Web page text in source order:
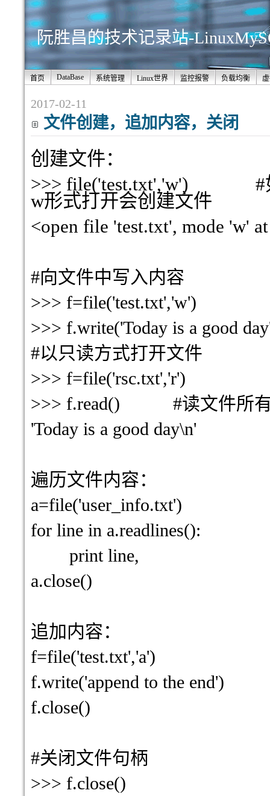
阮胜昌的技术记录站-
首页 DataBase 系统管理 Linux世界 监控报警 负载均衡
2017-02-11
文件创建，追加内容，关闭
创建文件：
>>> file('test.txt','w') #如
w形式打开会创建文件
<open file 'test.txt', mode 'w'
#向文件中写入内容
>>> f=file('test.txt','w')
>>> f.write('Today is a good
#以只读方式打开文件
>>> f=file('rsc.txt','r')
>>> f.read() #读文件所
'Today is a good day\n'
遍历文件内容：
a=file('user_info.txt')
for line in a.readlines():
print line,
a.close()
追加内容：
f=file('test.txt','a')
f.write('append to the end')
f.close()
#关闭文件句柄
>>> f.close()